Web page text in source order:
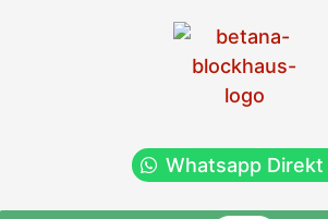
Whatsapp Direkt